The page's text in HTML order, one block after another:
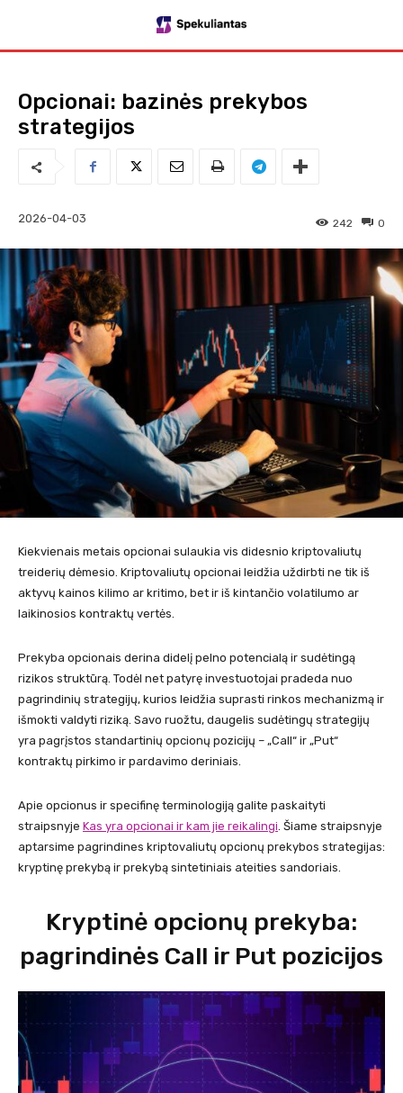
Opcionai: bazinės prekybos
strategijos
2026-04-03 0
242
Kiekvienais metais opcionai sulaukia vis didesnio kriptovaliutų
treiderių dėmesio. Kriptovaliutų opcionai leidžia uždirbti ne tik iš
aktyvų kainos kilimo ar kritimo, bet ir iš kintančio volatilumo ar
laikinosios kontraktų vertės.
Prekyba opcionais derina didelį pelno potencialą ir sudėtingą
rizikos struktūrą. Todėl net patyrę investuotojai pradeda nuo
pagrindinių strategijų, kurios leidžia suprasti rinkos mechanizmą ir
išmokti valdyti riziką. Savo ruožtu, daugelis sudėtingų strategijų
yra pagrįstos standartinių opcionų pozicijų – „Call“ ir „Put“
kontraktų pirkimo ir pardavimo deriniais.
Apie opcionus ir specifinę terminologiją galite paskaityti
straipsnyje Kas yra opcionai ir kam jie reikalingi . Šiame straipsnyje
aptarsime pagrindines kriptovaliutų opcionų prekybos strategijas:
kryptinę prekybą ir prekybą sintetiniais ateities sandoriais.
Kryptinė opcionų prekyba:
pagrindinės Call ir Put pozicijos